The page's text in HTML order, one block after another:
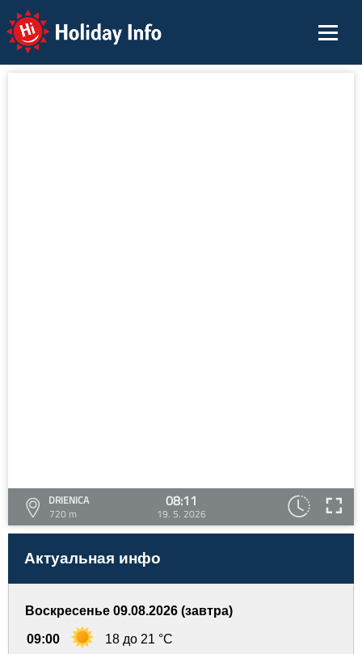
Holiday Info
DRIENICA
720 m
08:11
19. 5. 2026
Актуальная инфо
Воскресенье 09.08.2026 (завтра)
09:00 18 до 21 °C